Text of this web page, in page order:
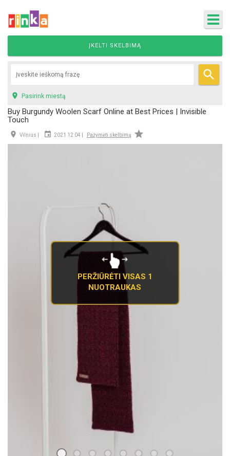
ĮKELTI SKELBIMĄ

 Pasirink miestą
Buy Burgundy Woolen Scarf Online at Best Prices | Invisible
Touch
Vilnius | 2021 12 04 | Pažymėti skelbimą 
PERŽIŪRĖTI VISAS 1
NUOTRAUKAS